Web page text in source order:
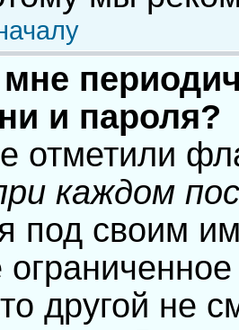
и пароля?
отметили
каждом
под своим
другой не